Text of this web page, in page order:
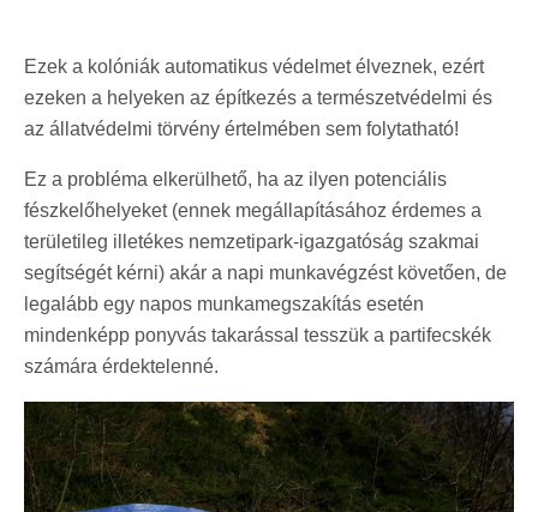
Ezek a kolóniák automatikus védelmet élveznek, ezért
ezeken a helyeken az építkezés a természetvédelmi és
az állatvédelmi törvény értelmében sem folytatható!
Ez a probléma elkerülhető, ha az ilyen potenciális
fészkelőhelyeket (ennek megállapításához érdemes a
területileg illetékes nemzetipark-igazgatóság szakmai
segítségét kérni) akár a napi munkavégzést követően, de
legalább egy napos munkamegszakítás esetén
mindenképp ponyvás takarással tesszük a partifecskék
számára érdektelenné.